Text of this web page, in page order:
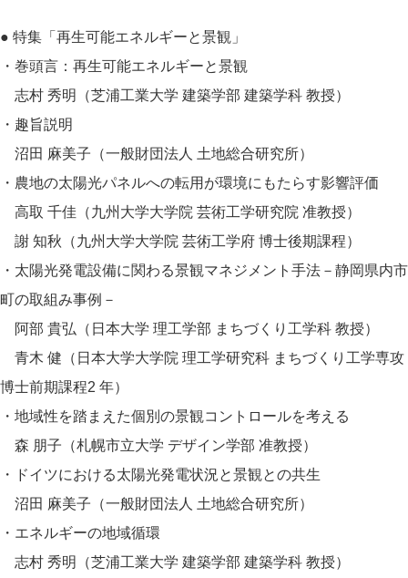
● 特集「再生可能エネルギーと景観」
・巻頭言：再生可能エネルギーと景観
志村 秀明（芝浦工業大学 建築学部 建築学科 教授）
・趣旨説明
沼田 麻美子（一般財団法人 土地総合研究所）
・農地の太陽光パネルへの転用が環境にもたらす影響評価
高取 千佳（九州大学大学院 芸術工学研究院 准教授）
謝 知秋（九州大学大学院 芸術工学府 博士後期課程）
・太陽光発電設備に関わる景観マネジメント手法－静岡県内市
町の取組み事例－
阿部 貴弘（日本大学 理工学部 まちづくり工学科 教授）
青木 健（日本大学大学院 理工学研究科 まちづくり工学専攻
博士前期課程2 年）
・地域性を踏まえた個別の景観コントロールを考える
森 朋子（札幌市立大学 デザイン学部 准教授）
・ドイツにおける太陽光発電状況と景観との共生
沼田 麻美子（一般財団法人 土地総合研究所）
・エネルギーの地域循環
志村 秀明（芝浦工業大学 建築学部 建築学科 教授）